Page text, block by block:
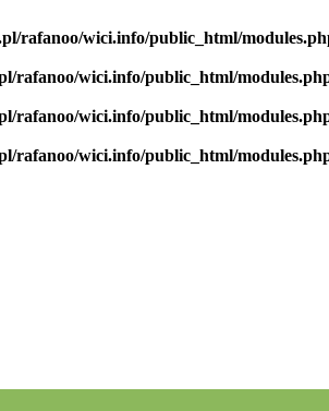
rafanoo/wici.info/public_html/
rafanoo/wici.info/public_html/
rafanoo/wici.info/public_html/
rafanoo/wici.info/public_html/